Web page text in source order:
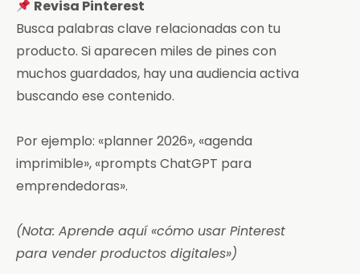
Revisa Pinterest
Busca palabras clave relacionadas con tu
producto. Si aparecen miles de pines con
muchos guardados, hay una audiencia activa
buscando ese contenido.
Por ejemplo: «planner 2026», «agenda
imprimible», «prompts ChatGPT para
emprendedoras».
(Nota: Aprende aquí «cómo usar Pinterest
para vender productos digitales»)